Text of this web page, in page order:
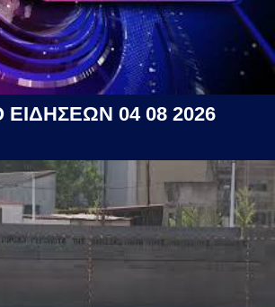
ΕΙΔΗΣΕΩΝ 04 08 2026